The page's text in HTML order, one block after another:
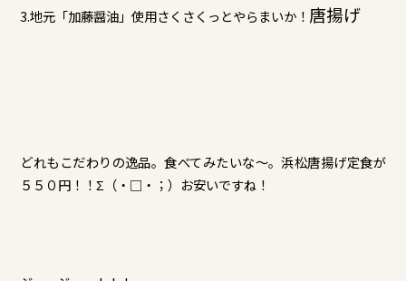
3.地元「加藤醤油」使用さくさくっとやらまいか！ 唐揚げ
どれもこだわりの逸品。食べてみたいな～。浜松唐揚げ定食が
５５０円！！Σ（・□・；）お安いですね！